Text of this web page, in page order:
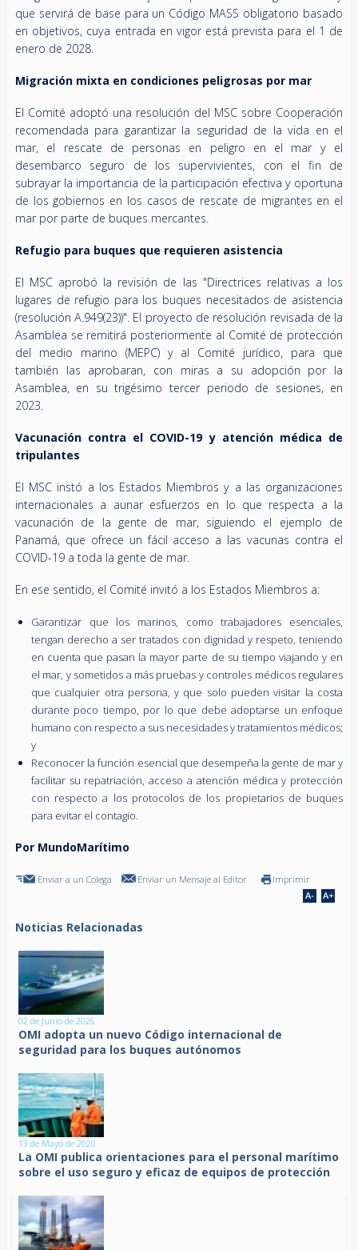
que servirá de base para un Código MASS obligatorio basado
en objetivos, cuya entrada en vigor está prevista para el 1 de
enero de 2028.
Migración mixta en condiciones peligrosas por mar
El Comité adoptó una resolución del MSC sobre Cooperación
recomendada para garantizar la seguridad de la vida en el
mar, el rescate de personas en peligro en el mar y el
desembarco seguro de los supervivientes, con el fin de
subrayar la importancia de la participación efectiva y oportuna
de los gobiernos en los casos de rescate de migrantes en el
mar por parte de buques mercantes.
Refugio para buques que requieren asistencia
El MSC aprobó la revisión de las "Directrices relativas a los
lugares de refugio para los buques necesitados de asistencia
(resolución A.949(23))". El proyecto de resolución revisada de la
Asamblea se remitirá posteriormente al Comité de protección
del medio marino (MEPC) y al Comité jurídico, para que
también las aprobaran, con miras a su adopción por la
Asamblea, en su trigésimo tercer periodo de sesiones, en
2023.
Vacunación contra el COVID-19 y atención médica de
tripulantes
El MSC instó a los Estados Miembros y a las organizaciones
internacionales a aunar esfuerzos en lo que respecta a la
vacunación de la gente de mar, siguiendo el ejemplo de
Panamá, que ofrece un fácil acceso a las vacunas contra el
COVID-19 a toda la gente de mar.
En ese sentido, el Comité invitó a los Estados Miembros a:
Garantizar que los marinos, como trabajadores esenciales,
tengan derecho a ser tratados con dignidad y respeto, teniendo
en cuenta que pasan la mayor parte de su tiempo viajando y en
el mar, y sometidos a más pruebas y controles médicos regulares
que cualquier otra persona, y que solo pueden visitar la costa
durante poco tiempo, por lo que debe adoptarse un enfoque
humano con respecto a sus necesidades y tratamientos médicos;
y
Reconocer la función esencial que desempeña la gente de mar y
facilitar su repatriación, acceso a atención médica y protección
con respecto a los protocolos de los propietarios de buques
para evitar el contagio.
Por MundoMarítimo
Enviar a un Colega Enviar un Mensaje al Editor Imprimir
Noticias Relacionadas
02 de Junio de 2026
OMI adopta un nuevo Código internacional de
seguridad para los buques autónomos
13 de Mayo de 2020
La OMI publica orientaciones para el personal marítimo
sobre el uso seguro y eficaz de equipos de protección